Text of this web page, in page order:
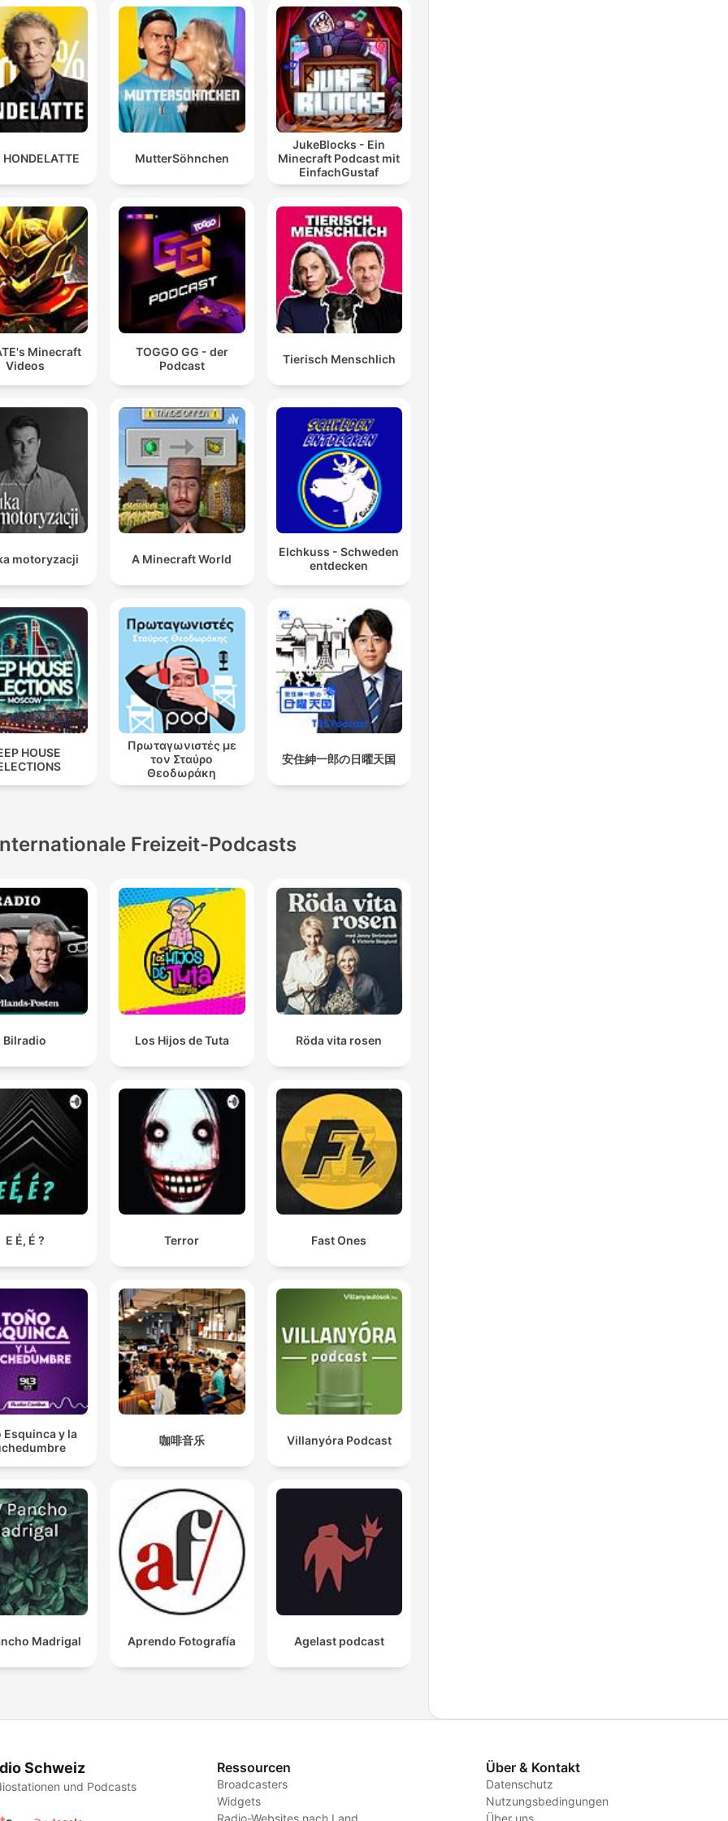
MutterSöhnchen
JukeBlocks - Ein
Minecraft Podcast mit
EinfachGustaf
Minecraft
Videos
TOGGO GG - der
Podcast
Tierisch Menschlich
motoryzacji A Minecraft World
Elchkuss - Schweden
entdecken
HOUSE
Πρωταγωνιστές με
τον Σταύρο
Θεοδωράκη
安住紳一郎の日曜天国
Freizeit-Podcasts
Bilradio Los Hijos de Tuta Röda vita rosen
E É, É ? Terror Fast Ones
Esquinca y la
咖啡音乐 Villanyóra Podcast
Madrigal Aprendo Fotografía Agelast podcast
Schweiz
und Podcasts
Ressourcen
Broadcasters
Widgets
Radio-Websites nach Land
Über & Kontakt
Datenschutz
Nutzungsbedingungen
Über uns